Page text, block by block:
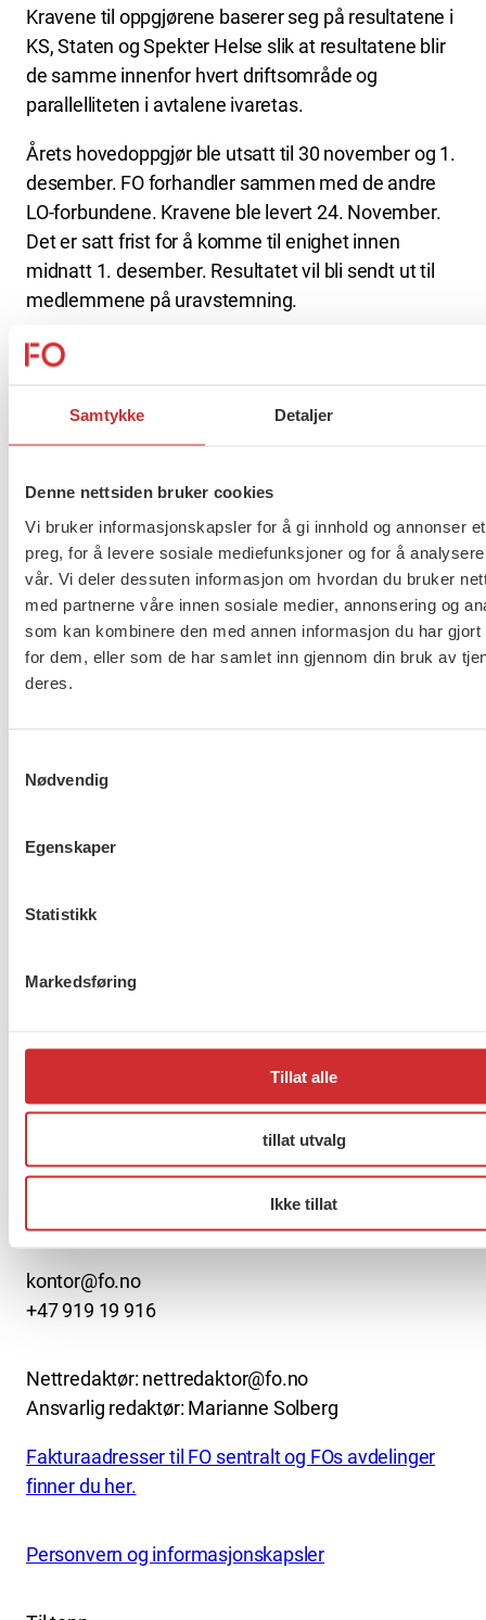
Samtykke Detaljer
Denne nettsiden bruker cookies
Vi bruker informasjonskapsler for å gi innhold og annonser
preg, for å levere sosiale mediefunksjoner og for å
vår. Vi deler dessuten informasjon om hvordan du bruker
med partnerne våre innen sosiale medier, annonsering og
som kan kombinere den med annen informasjon du har gjort
for dem, eller som de har samlet inn gjennom din bruk av
deres.
Nødvendig
Egenskaper
Statistikk
Markedsføring
Tillat alle
tillat utvalg
Ikke tillat
Kravene til oppgjørene baserer seg på resultatene i
KS, Staten og Spekter Helse slik at resultatene blir
de samme innenfor hvert driftsområde og
parallelliteten i avtalene ivaretas.
Årets hovedoppgjør ble utsatt til 30 november og 1.
desember. FO forhandler sammen med de andre
LO-forbundene. Kravene ble levert 24. November.
Det er satt frist for å komme til enighet innen
midnatt 1. desember. Resultatet vil bli sendt ut til
medlemmene på uravstemning.
LES FJORÅRETS RESULTAT:
enige om.
oppgjøret ende med mekling og eventuell streik.
Flere saker Se alle
Mariboes gate 13
0506 OSLO
kontor@fo.no
+47 919 19 916
Nettredaktør: nettredaktor@fo.no
Ansvarlig redaktør: Marianne Solberg
Fakturaadresser til FO sentralt og FOs avdelinger
finner du her.
Personvern og informasjonskapsler